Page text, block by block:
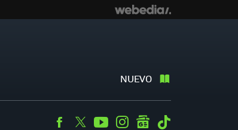
NUEVO
Facebook
TwitterYoutubeInstagramgooglenews